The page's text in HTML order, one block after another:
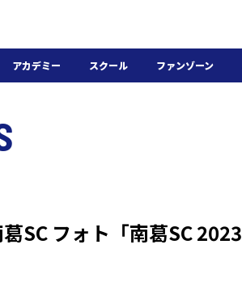
アカデミー スクール ファンゾーン
SC フォト「南葛SC 2023